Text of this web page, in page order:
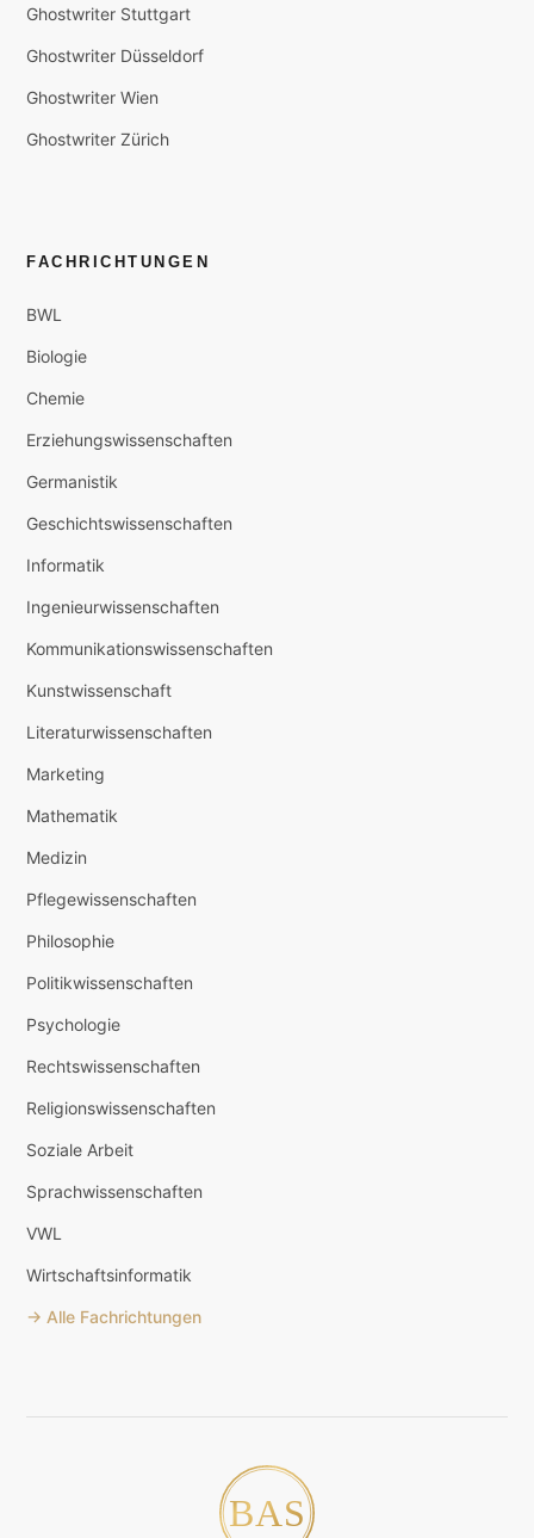
Ghostwriter Stuttgart
Ghostwriter Düsseldorf
Ghostwriter Wien
Ghostwriter Zürich
FACHRICHTUNGEN
BWL
Biologie
Chemie
Erziehungswissenschaften
Germanistik
Geschichtswissenschaften
Informatik
Ingenieurwissenschaften
Kommunikationswissenschaften
Kunstwissenschaft
Literaturwissenschaften
Marketing
Mathematik
Medizin
Pflegewissenschaften
Philosophie
Politikwissenschaften
Psychologie
Rechtswissenschaften
Religionswissenschaften
Soziale Arbeit
Sprachwissenschaften
VWL
Wirtschaftsinformatik
→ Alle Fachrichtungen